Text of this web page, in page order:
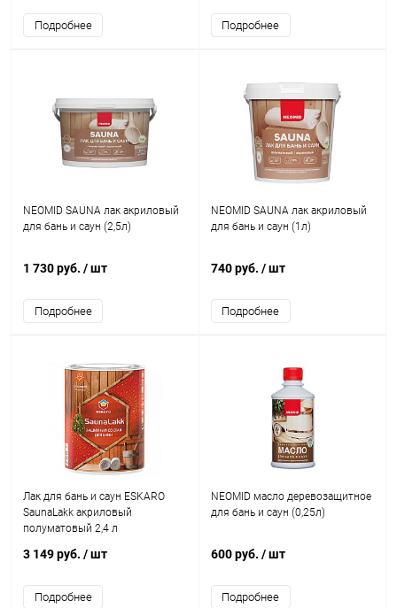
Подробнее Подробнее
NEOMID SAUNA лак акриловый
для бань и саун (2,5л)
1 730 руб. / шт
Подробнее
NEOMID SAUNA лак акриловый
для бань и саун (1л)
740 руб. / шт
Подробнее
Лак для бань и саун ESKARO
SaunaLakk акриловый
полуматовый 2,4 л
3 149 руб. / шт
Подробнее
NEOMID масло деревозащитное
для бань и саун (0,25л)
600 руб. / шт
Подробнее